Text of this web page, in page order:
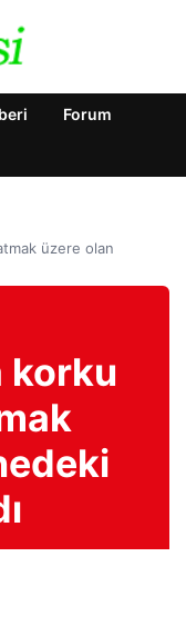
Forum
üzere olan
korku